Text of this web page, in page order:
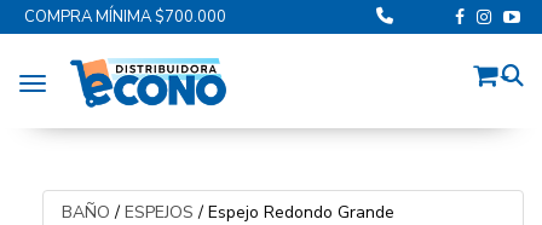
COMPRA MÍNIMA $700.000
Toggle navigation
BAÑO / ESPEJOS / Espejo Redondo Grande